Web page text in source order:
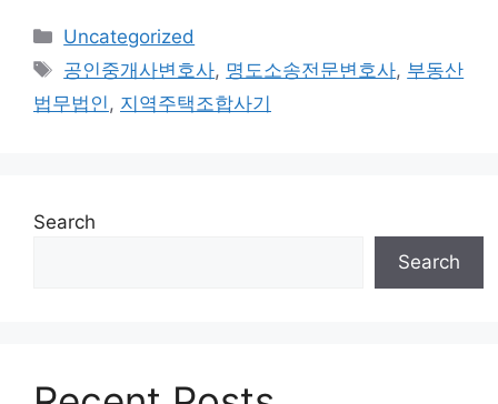
Categories
Uncategorized
Tags
공인중개사변호사, 명도소송전문변호사, 부동산
법무법인, 지역주택조합사기
Search
Search